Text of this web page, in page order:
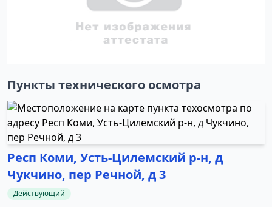
Пункты технического осмотра
Респ Коми, Усть-Цилемский р-н, д
Чукчино, пер Речной, д 3
Действующий